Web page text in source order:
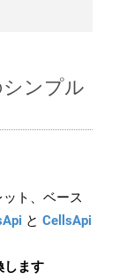
シンプル
ト、ベース
と CellsApi
します